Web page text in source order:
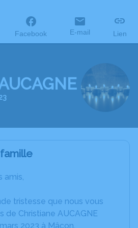
Facebook E-mail Lien
amis,
tristesse que nous vous
de Christiane AUCAGNE
2023 à Mâcon.